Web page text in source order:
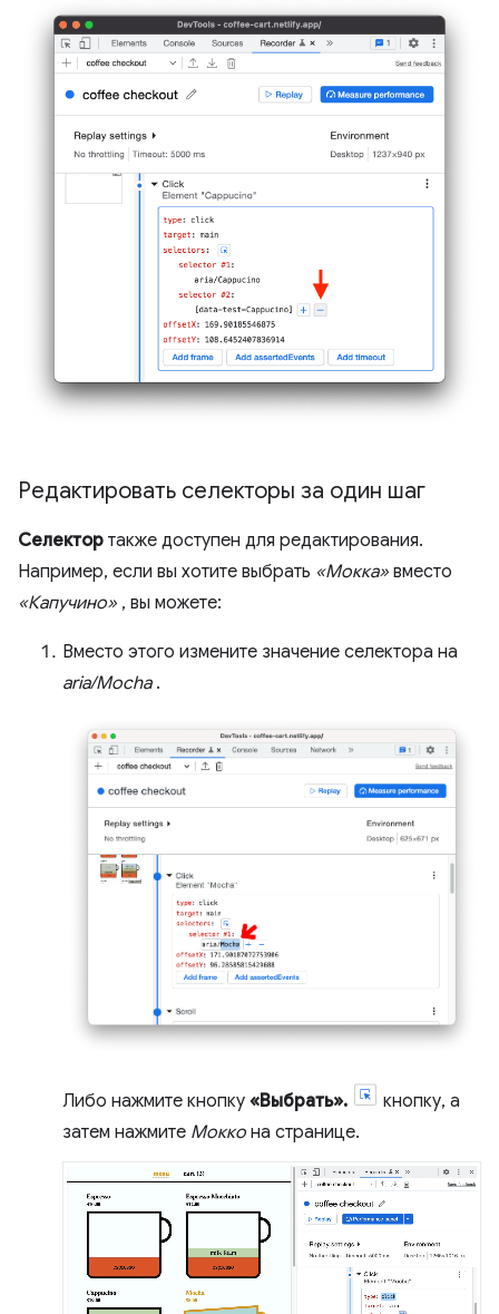
Редактировать селекторы за один шаг
Селектор также доступен для редактирования.
Например, если вы хотите выбрать «Мокка» вместо
«Капучино» , вы можете:
Вместо этого измените значение селектора на
aria/Mocha.
Либо нажмите кнопку «Выбрать».
кнопку, а
затем нажмите Мокко на странице.